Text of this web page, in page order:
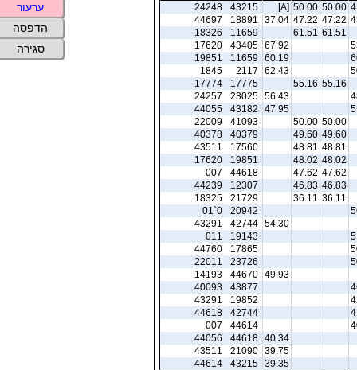
50.00
50.00
[A]
43215
24248
47.22
47.22
37.04
18891
44697
61.51
61.51
11659
18326
67.92
43405
17620
60.19
11659
19851
62.43
2117
1845
55.16
55.16
17775
17774
56.43
23025
24257
47.95
43182
44055
50.00
50.00
41093
22009
49.60
49.60
40379
40378
48.81
48.81
17560
43511
48.02
48.02
19851
17620
47.62
47.62
44618
007
46.83
46.83
12307
44239
36.11
36.11
21729
18325
20942
01`0
54.30
42744
43291
19143
011
17865
44760
23726
22011
49.93
44670
14193
43877
40093
19852
43291
42744
44618
44614
007
40.34
44618
44056
39.75
21090
43511
39.35
43215
44614
ערעור
הדפסה
סגירה